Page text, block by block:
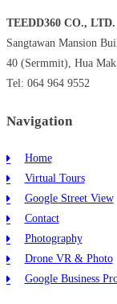
TEEDD360 CO., LTD.
Sangtawan Mansion
40 (Sermmit), Hua
Tel: 064 964 9552
Navigation
Home
Virtual Tours
Google Street View
Contact
Photography
Drone VR & Photo
Google Business